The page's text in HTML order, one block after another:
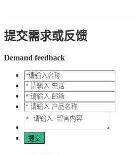
提交需求或反馈
Demand feedback